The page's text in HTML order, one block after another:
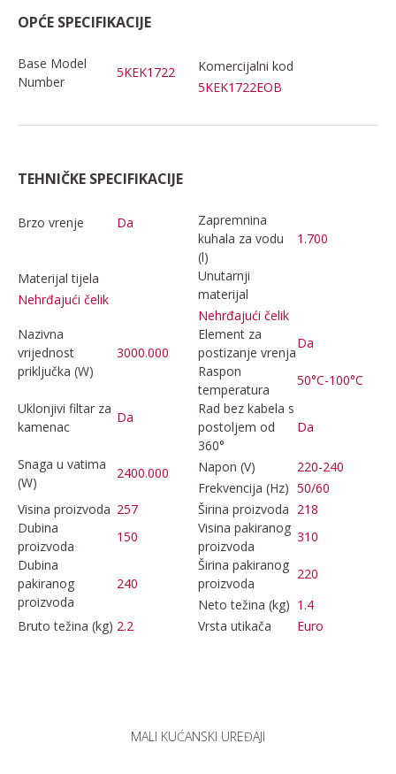
OPĆE SPECIFIKACIJE
Base Model
Number
5KEK1722
Komercijalni kod
5KEK1722EOB
TEHNIČKE SPECIFIKACIJE
Brzo vrenje Da
Zapremnina
kuhala za vodu
(l)
1.700
Materijal tijela
Nehrđajući čelik
Unutarnji
materijal
Nehrđajući čelik
Nazivna
vrijednost
priključka (W)
3000.000
Element za
postizanje vrenja
Da
Raspon
temperatura
50°C-100°C
Uklonjivi filtar za
kamenac
Da
Rad bez kabela s
postoljem od
360°
Da
Snaga u vatima
(W)
2400.000 Napon (V)
220-240
Frekvencija (Hz) 50/60
Visina proizvoda 257 Širina proizvoda 218
Dubina
proizvoda
150
Visina pakiranog
proizvoda
310
Dubina
pakiranog
proizvoda
240
Širina pakiranog
proizvoda
220
Neto težina (kg) 1.4
Bruto težina (kg) 2.2 Vrsta utikača Euro
MALI KUĆANSKI UREĐAJI